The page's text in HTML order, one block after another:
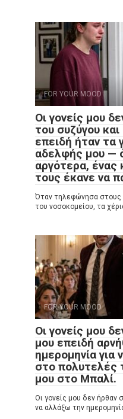
FOR YOUR MOOD
Οι γονείς μου
του συζύγου
επειδή ήταν τα
αδελφής μου —
αργότερα, ένας
τους έκανε να
Όταν τηλεφώνησα στους
του νοσοκομείου, τα
FOR YOUR MOOD
Οι γονείς μου
μου επειδή
ημερομηνία για
στο πολυτελές
μου στο Μπαλί.
Οι γονείς μου δεν ήρθαν
να αλλάξω την